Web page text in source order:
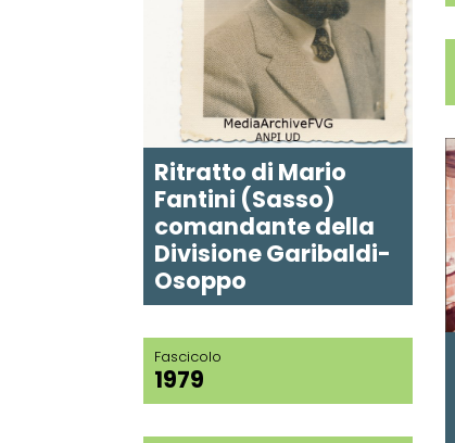
Ritratto di Mario
Fantini (Sasso)
comandante della
Divisione Garibaldi-
Osoppo
Fascicolo
1979